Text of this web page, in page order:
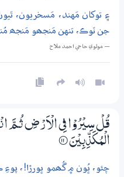
۽ توکان مَهند، مَسخريون،
جن ٽوڪ، تنهن مَنجھو مَنجھ
— مولوي حاجي احمد ملاح
قُلْ سِيْرُوْا فِي الْاَرْضِ ثُـمَّ
الْمُكَذِّبِيْنَ ۝11
چئو، ڀُون ۾ گُھمو ڀورڙا!، پوءِ